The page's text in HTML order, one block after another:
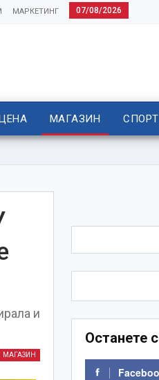
07/08/2026
МАРКЕТИНГ
МАГАЗИН СПОРТ
и
МАГАЗИН
Останете